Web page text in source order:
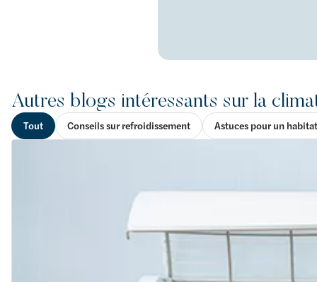
Autres blogs intéressants sur la
Tout Conseils sur refroidissement Astuces pour un